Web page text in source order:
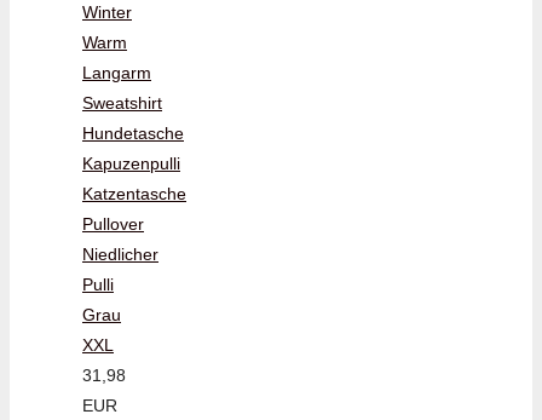
Winter
Warm
Langarm
Sweatshirt
Hundetasche
Kapuzenpulli
Katzentasche
Pullover
Niedlicher
Pulli
Grau
XXL
31,98
EUR